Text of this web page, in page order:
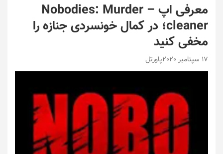
معرفی اپ – Nobodies: Murder
cleaner؛ در کمال خونسردی جنازه را
مخفی کنید
17 سپتامبر 2020 پاورتل